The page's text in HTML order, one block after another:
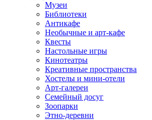
Музеи
Библиотеки
Антикафе
Необычные и арт-кафе
Квесты
Настольные игры
Кинотеатры
Креативные пространства
Хостелы и мини-отели
Арт-галереи
Семейный досуг
Зоопарки
Этно-деревни